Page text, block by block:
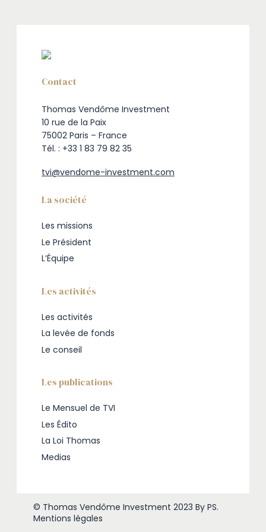
Contact
Thomas Vendôme Investment
10 rue de la Paix
75002 Paris – France
Tél. : +33 1 83 79 82 35
tvi@vendome-investment.com
La société
Les missions
Le Président
L’Équipe
Les activités
Les activités
La levée de fonds
Le conseil
Les publications
Le Mensuel de TVI
Les Édito
La Loi Thomas
Medias
© Thomas Vendôme Investment 2023 By PS.
Mentions légales